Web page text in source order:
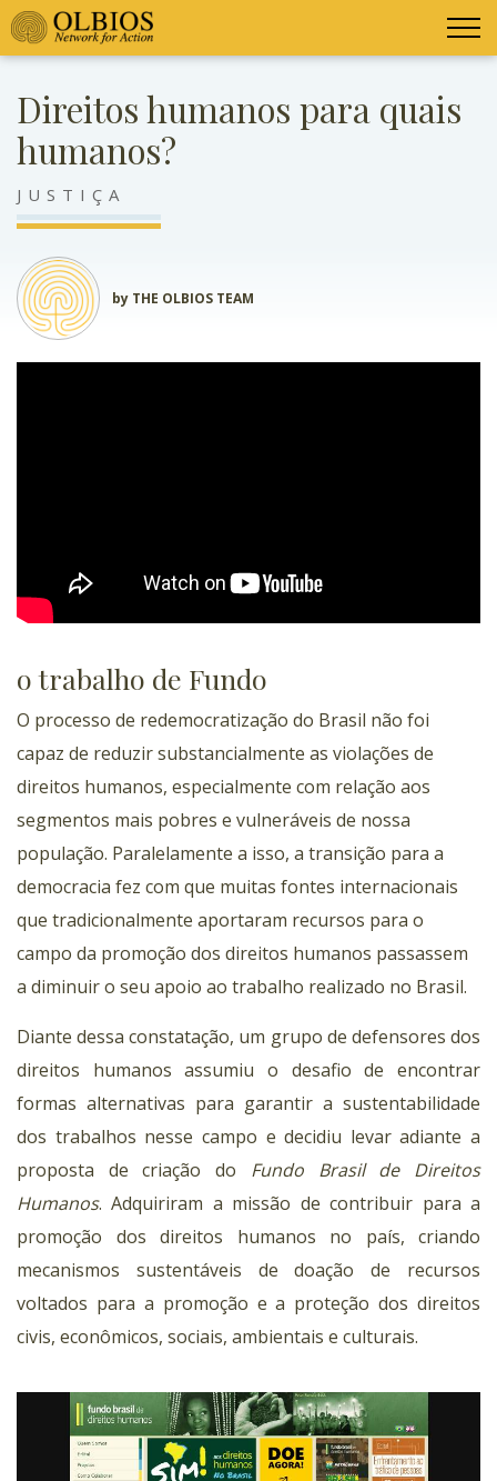
Direitos humanos para quais
humanos?
JUSTIÇA
by THE OLBIOS TEAM
o trabalho de Fundo
O processo de redemocratização do Brasil não foi
capaz de reduzir substancialmente as violações de
direitos humanos, especialmente com relação aos
segmentos mais pobres e vulneráveis de nossa
população. Paralelamente a isso, a transição para a
democracia fez com que muitas fontes internacionais
que tradicionalmente aportaram recursos para o
campo da promoção dos direitos humanos passassem
a diminuir o seu apoio ao trabalho realizado no Brasil.
Diante dessa constatação, um grupo de defensores dos
direitos humanos assumiu o desafio de encontrar
formas alternativas para garantir a sustentabilidade
dos trabalhos nesse campo e decidiu levar adiante a
proposta de criação do Fundo Brasil de Direitos
Humanos. Adquiriram a missão de contribuir para a
promoção dos direitos humanos no país, criando
mecanismos sustentáveis de doação de recursos
voltados para a promoção e a proteção dos direitos
civis, econômicos, sociais, ambientais e culturais.